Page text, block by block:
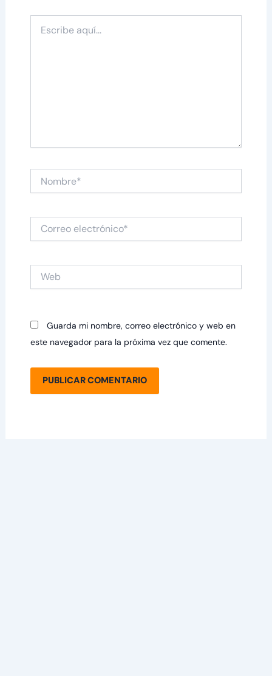
aquí...
Correo
electrónico*
Guarda mi nombre, correo electrónico y web en
este navegador para la próxima vez que comente.